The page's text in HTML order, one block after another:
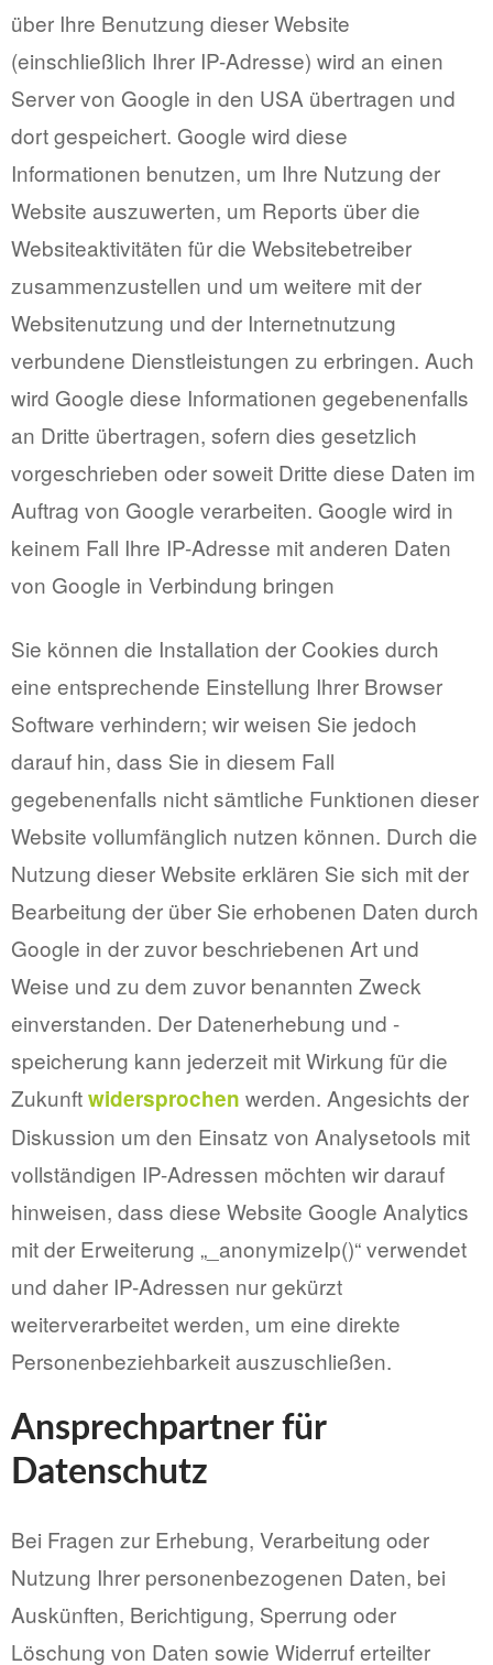
über Ihre Benutzung dieser Website
(einschließlich Ihrer IP-Adresse) wird an einen
Server von Google in den USA übertragen und
dort gespeichert. Google wird diese
Informationen benutzen, um Ihre Nutzung der
Website auszuwerten, um Reports über die
Websiteaktivitäten für die Websitebetreiber
zusammenzustellen und um weitere mit der
Websitenutzung und der Internetnutzung
verbundene Dienstleistungen zu erbringen. Auch
wird Google diese Informationen gegebenenfalls
an Dritte übertragen, sofern dies gesetzlich
vorgeschrieben oder soweit Dritte diese Daten im
Auftrag von Google verarbeiten. Google wird in
keinem Fall Ihre IP-Adresse mit anderen Daten
von Google in Verbindung bringen
Sie können die Installation der Cookies durch
eine entsprechende Einstellung Ihrer Browser
Software verhindern; wir weisen Sie jedoch
darauf hin, dass Sie in diesem Fall
gegebenenfalls nicht sämtliche Funktionen dieser
Website vollumfänglich nutzen können. Durch die
Nutzung dieser Website erklären Sie sich mit der
Bearbeitung der über Sie erhobenen Daten durch
Google in der zuvor beschriebenen Art und
Weise und zu dem zuvor benannten Zweck
einverstanden. Der Datenerhebung und -
speicherung kann jederzeit mit Wirkung für die
Zukunftwidersprochen werden. Angesichts der
Diskussion um den Einsatz von Analysetools mit
vollständigen IP-Adressen möchten wir darauf
hinweisen, dass diese Website Google Analytics
mit der Erweiterung „_anonymizeIp()“ verwendet
und daher IP-Adressen nur gekürzt
weiterverarbeitet werden, um eine direkte
Personenbeziehbarkeit auszuschließen.
Ansprechpartner für
Datenschutz
Bei Fragen zur Erhebung, Verarbeitung oder
Nutzung Ihrer personenbezogenen Daten, bei
Auskünften, Berichtigung, Sperrung oder
Löschung von Daten sowie Widerruf erteilter